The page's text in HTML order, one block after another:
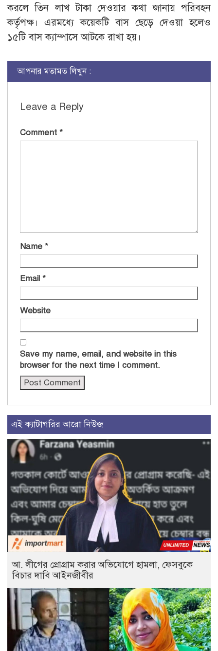
করলে তিন লাখ টাকা দেওয়ার কথা জানায় পরিবহন
কর্তৃপক্ষ। এরমধ্যে কয়েকটি বাস ছেড়ে দেওয়া হলেও
১৫টি বাস ক্যাম্পাসে আটকে রাখা হয়।
আপনার মতামত লিখুন :
Leave a Reply
Comment *
Name *
Email *
Website
Save my name, email, and website in this
browser for the next time I comment.
এই ক্যাটাগরির আরো নিউজ
আ. লীগের প্রোগ্রাম করার অভিযোগে হামলা, ফেসবুকে
বিচার দাবি আইনজীবীর